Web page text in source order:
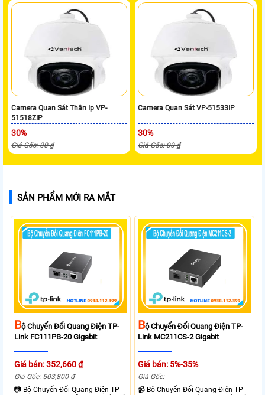
Camera Quan Sát Thân Ip VP-
51518ZIP
30%
Giá Gốc: 00 ₫
Camera Quan Sát VP-51533IP
30%
Giá Gốc: 00 ₫
SẢN PHẨM MỚI RA MẮT
BỘ Chuyển Đổi Quang Điện TP-
Link FC111PB-20 Gigabit
Giá bán: 352,660 ₫
Giá Gốc: 503,800 ₫
📷 Bộ Chuyển Đổi Quang Điện TP-
BỘ Chuyển Đổi Quang Điện TP-
Link MC211CS-2 Gigabit
Giá bán: 5%-35%
Giá Gốc:
📹 Bộ Chuyển Đổi Quang Điện TP-